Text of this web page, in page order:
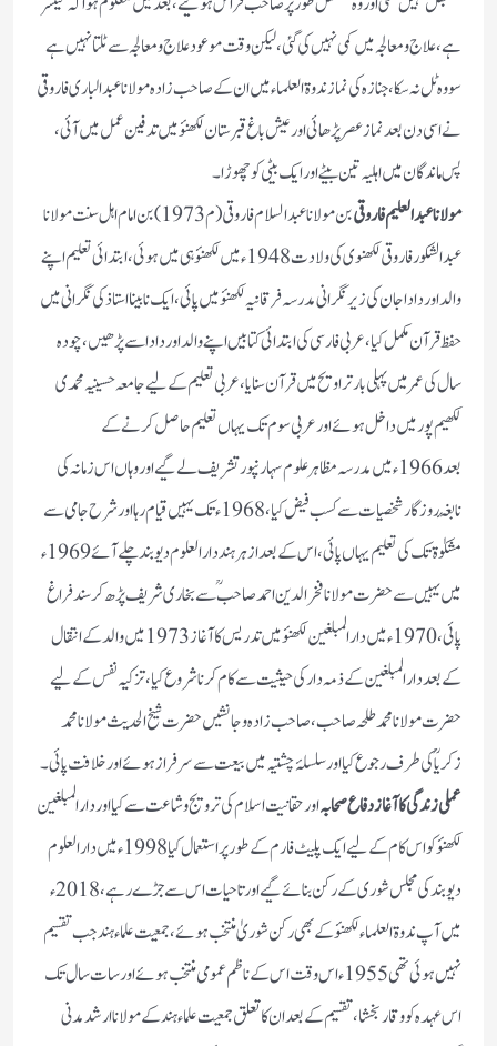
ہے، علاج ومعالجہ میں کمی نہیں کی گئی ، لیکن وقت موعود علاج ومعالجہ سے ٹلتا نہیں ہے
سو وہ ٹل نہ سکا، جنازہ کی نماز ندوۃ العلماء میں ان کے صاحب زادہ مولانا عبد الباری فاروقی
نے اسی دن بعد نماز عصر پڑھائی اور عیش باغ قبرستان لکھنؤ میں تدفین عمل میں آئی،
پس ماندگان میں اہلیہ تین بیٹے اور ایک بیٹی کو چھوڑا۔
مولانا عبد العلیم فاروقی
بن مولانا عبد السلام فاروقی (م1973) بن امام اہل سنت مولانا
عبد الشکور فاروقی لکھنوی کی ولادت 1948ء میں لکھنؤ ہی میں ہوئی ، ابتدائی تعلیم اپنے
والد اور دادا جان کی زیر نگرانی مدرسہ فرقانیہ لکھنؤ میں پائی ، ایک نا بینا استاذ کی نگرانی میں
حفظ قرآن مکمل کیا، عربی فارسی کی ابتدائی کتابیں اپنے والد اور دادا سے پڑھیں، چودہ
سال کی عمر میں پہلی بار تراویح میں قرآن سنایا،عربی تعلیم کے لیے جامعہ حسینیہ محمدی
لکھیم پور میں داخل ہوئے اور عربی سوم تک یہاں تعلیم حاصل کرنے کے
بعد 1966ء میں مدرسہ مظاہر علوم سہارنپور تشریف لے گیے اور وہاں اس زمانہ کی
نابغۂ روزگار شخصیات سے کسب فیض کیا، 1968ء تک یہیں قیام رہا اور شرح جامی سے
مشکوٰۃ تک کی تعلیم یہاں پائی، اس کے بعد ازہر ہند دار العلوم دیو بند چلے آئے 1969ء
میں یہیں سے حضرت مولانا فخر الدین احمد صاحب ؒ سے بخاری شریف پڑھ کر سند فراغ
پائی ،1970ء میں دار المبلغین لکھنؤ میں تدریس کا آغاز 1973 میں والد کے انتقال
کے بعد دار المبلغین کے ذمہ دار کی حیثیت سے کام کرنا شروع کیا، تزکیہ نفس کے لیے
حضرت مولانامحمد طلحہ صاحب، صاحب زادہ وجانشیں حضرت شیخ الحدیث مولانا محمد
زکریا ؒ کی طرف رجوع کیا اور سلسلۂ چشتیہ میں بیعت سے سر فراز ہوئے اور خلافت پائی۔
عملی زندگی کا آغاز دفاعصحابہاور حقانیت اسلام کی ترویج وشاعت سے کیا اور دار المبلغین
لکھنؤ کو اس کام کے لیے ایک پلیٹ فارم کے طور پر استعمال کیا 1998ء میں دار العلوم
دیو بند کی مجلس شوری کے رکن بنائے گیے اور تا حیات اس سے جڑے رہے ،2018ء
میں آپ ندوۃ العلماء لکھنؤ کے بھی رکن شوریٰ منتخب ہوئے، جمعیت علماء ہند جب تقسیم
نہیں ہوئی تھی 1955ء اس وقت اس کے ناظم عمومی منتخب ہوئے اور سات سال تک
اس عہدہ کو وقار بخشا، تقسیم کے بعد ان کا تعلق جمعیت علماء ہند کے مولانا ارشد مدنی